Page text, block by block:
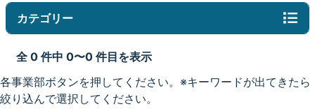
カテゴリー
全 0 件中 0〜0 件目を表示
各事業部ボタンを押してください。※キーワードが出てきたら
絞り込んで選択してください。